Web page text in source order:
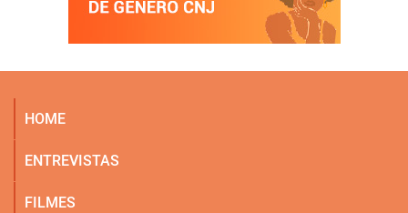
HOME
ENTREVISTAS
FILMES